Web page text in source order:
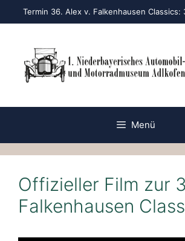
Inhalt
Termin 36. Alex v. Falkenhausen Classics:
Menü
Offizieller Film zur
Falkenhausen